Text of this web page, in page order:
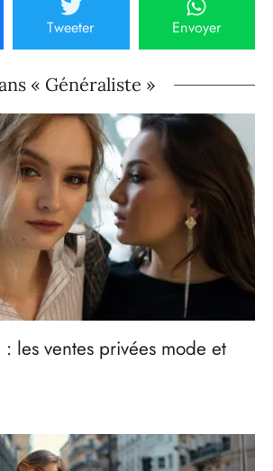
Tweeter Envoyer
« Généraliste »
les ventes privées mode et